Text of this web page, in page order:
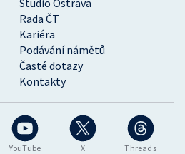
YouTube X Threads
Studio Ostrava
Rada ČT
Kariéra
Podávání námětů
Časté dotazy
Kontakty